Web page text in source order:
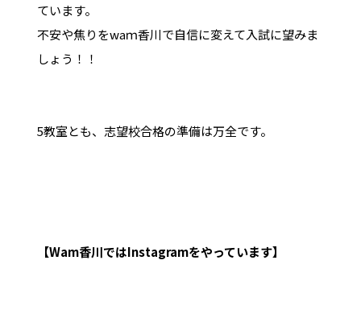
ています。
不安や焦りをwaｍ香川で自信に変えて入試に望みま
しょう！！
5教室とも、志望校合格の準備は万全です。
【Wam香川ではInstagramをやっています】